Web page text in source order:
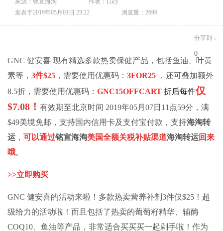
来源：铭宣海淘
作者：Lucy
发表于2019年05月01日 23:22
浏览量：2696
分享到：
0
GNC 健安喜 现有精选多款热卖保健产品，包括鱼油、叶黄
素等， 3件$25 ，需要使用优惠码： 3FOR25
，还可叠加额外
8.5折，需要使用优惠码： GNC15OFFCART 折后每件仅
$7.08！ 有效期至北京时间 2019年05月07日11点59分，满
$49美境免邮，支持国内信用卡及支付宝付款，支持海淘转
运 ， 可以通过铭宣海淘美国全额关税补贴渠道海淘转运回来
哦。
>>立即购买
GNC 健安喜的活动来啦！多款热卖营养补剂3件仅$25！超
级给力的活动啦！而且包括了热卖的葡萄籽精华、辅酶
COQ10、鱼油等产品，非常适合买买买一起剁手啦！作为